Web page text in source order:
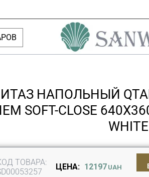
НАПОЛЬНЫЙ QTAP
SOFT-CLOSE
WHITE
ТОВАРА:
ЦЕНА: 12197 UAH